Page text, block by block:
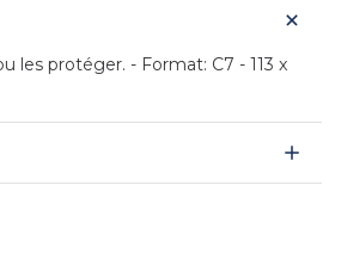
les protéger. - Format: C7 - 113 x